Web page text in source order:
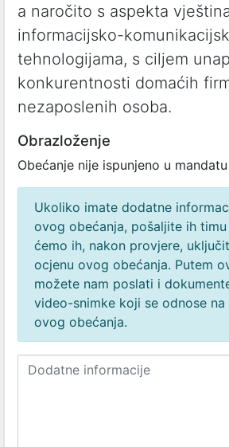
a naročito s aspekta
informacijsko-
tehnologijama, s ciljem
konkurentnosti domaćih
nezaposlenih osoba.
Obrazloženje
Obećanje nije ispunjeno u
Ukoliko imate dodatne
ovog obećanja, pošaljite ih
ćemo ih, nakon provjere,
ocjenu ovog obećanja. Putem
možete nam poslati i
video-snimke koji se odnose na
ovog obećanja.